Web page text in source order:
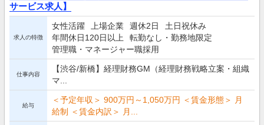
サービス求人】
求人の特徴
女性活躍 上場企業 週休2日
土日祝休み
年間休日120日以上
転勤なし・勤務地限定
管理職・マネージャー職採用
仕事内容
【渋谷/新橋】経理財務GM（経理財務戦略立案・組織
マ...
給与
＜予定年収＞ 900万円～1,050万円 ＜賃金形態＞ 月
給制 ＜賃金内訳＞ 月...